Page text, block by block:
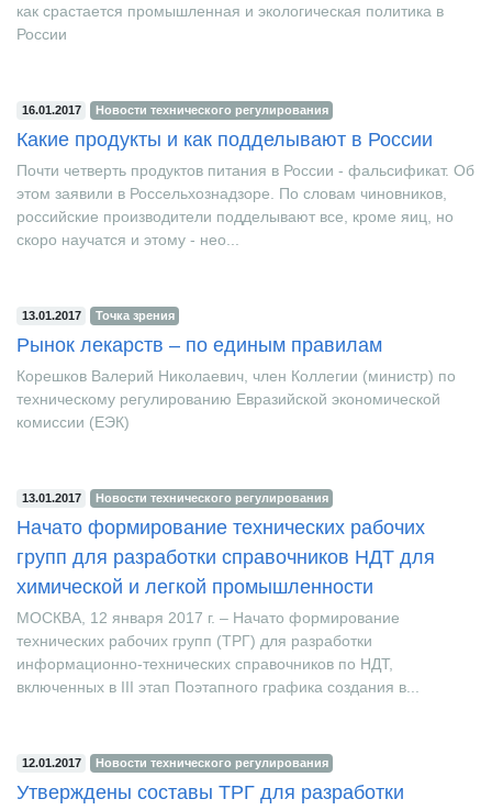
как срастается промышленная и экологическая политика в
России
16.01.2017 Новости технического регулирования
Какие продукты и как подделывают в России
Почти четверть продуктов питания в России - фальсификат. Об
этом заявили в Россельхознадзоре. По словам чиновников,
российские производители подделывают все, кроме яиц, но
скоро научатся и этому - нео...
13.01.2017 Точка зрения
Рынок лекарств – по единым правилам
Корешков Валерий Николаевич, член Коллегии (министр) по
техническому регулированию Евразийской экономической
комиссии (ЕЭК)
13.01.2017 Новости технического регулирования
Начато формирование технических рабочих
групп для разработки справочников НДТ для
химической и легкой промышленности
МОСКВА, 12 января 2017 г. – Начато формирование
технических рабочих групп (ТРГ) для разработки
информационно-технических справочников по НДТ,
включенных в III этап Поэтапного графика создания в...
12.01.2017 Новости технического регулирования
Утверждены составы ТРГ для разработки